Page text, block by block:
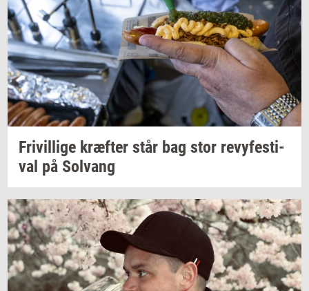
Fri­vil­li­ge kræf­ter står bag stor revy­festi­
val på Solvang